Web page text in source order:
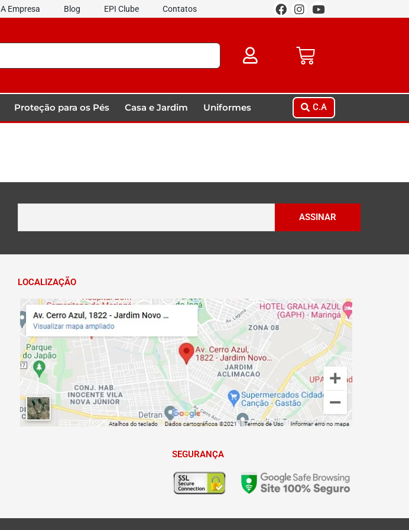
A Empresa Blog EPI Clube Contatos
Proteção para os Pés Casa e Jardim Uniformes C.A
ASSINAR
LOCALIZAÇÃO
SEGURANÇA